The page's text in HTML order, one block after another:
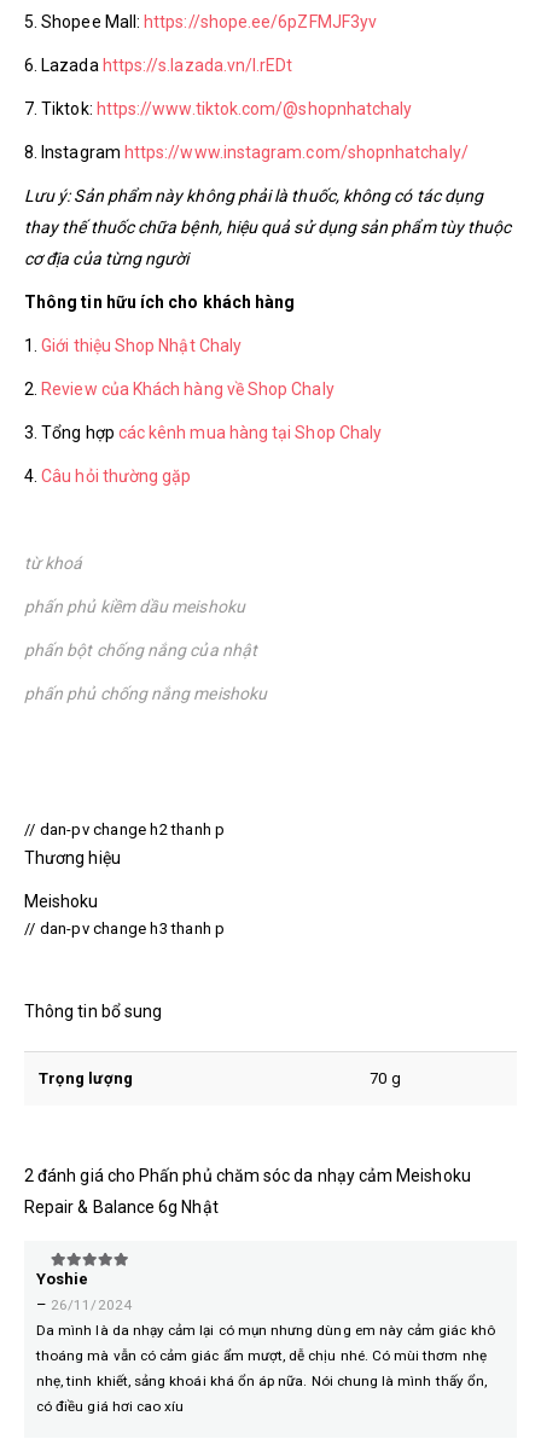
5. Shopee Mall: https://shope.ee/6pZFMJF3yv
6. Lazada https://s.lazada.vn/l.rEDt
7. Tiktok: https://www.tiktok.com/@shopnhatchaly
8. Instagram https://www.instagram.com/shopnhatchaly/
Lưu ý: Sản phẩm này không phải là thuốc, không có tác dụng
thay thế thuốc chữa bệnh, hiệu quả sử dụng sản phẩm tùy thuộc
cơ địa của từng người
Thông tin hữu ích cho khách hàng
1.Giới thiệu Shop Nhật Chaly
2. Review của Khách hàng về Shop Chaly
3. Tổng hợp các kênh mua hàng tại Shop Chaly
4.Câu hỏi thường gặp
từ khoá
phấn phủ kiềm dầu meishoku
phấn bột chống nắng của nhật
phấn phủ chống nắng meishoku
// dan-pv change h2 thanh p
Thương hiệu
Meishoku
// dan-pv change h3 thanh p
Thông tin bổ sung
Trọng lượng 70 g
2 đánh giá cho Phấn phủ chăm sóc da nhạy cảm Meishoku
Repair & Balance 6g Nhật
5trên 5
Yoshie
– 26/11/2024
Da mình là da nhạy cảm lại có mụn nhưng dùng em này cảm giác khô
thoáng mà vẫn có cảm giác ẩm mượt, dễ chịu nhé. Có mùi thơm nhẹ
nhẹ, tinh khiết, sảng khoái khá ổn áp nữa. Nói chung là mình thấy ổn,
có điều giá hơi cao xíu